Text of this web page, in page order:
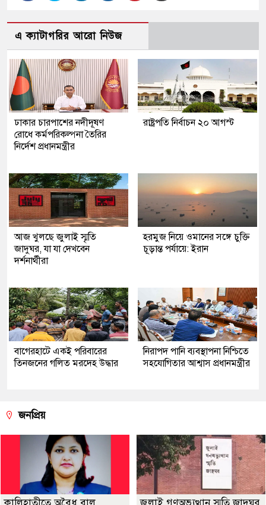
এ ক্যাটাগরির আরো নিউজ
ঢাকার চারপাশের নদীদূষণ
রোধে কর্মপরিকল্পনা তৈরির
নির্দেশ প্রধানমন্ত্রীর
রাষ্ট্রপতি নির্বাচন ২০ আগস্ট
আজ খুলছে জুলাই স্মৃতি
জাদুঘর, যা যা দেখবেন
দর্শনার্থীরা
হরমুজ নিয়ে ওমানের সঙ্গে চুক্তি
চূড়ান্ত পর্যায়ে: ইরান
‎বাগেরহাটে একই পরিবারের
তিনজনের গলিত মরদেহ উদ্ধার
নিরাপদ পানি ব্যবস্থাপনা নিশ্চিতে
সহযোগিতার আশ্বাস প্রধানমন্ত্রীর
জনপ্রিয়